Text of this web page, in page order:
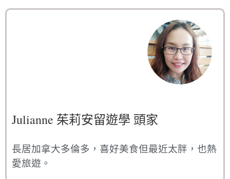
Julianne 茱莉安留遊學 頭家
長居加拿大多倫多，喜好美食但最近太胖，也熱
愛旅遊。